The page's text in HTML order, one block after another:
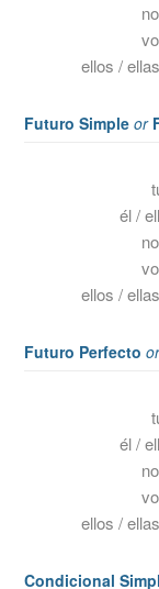
ellos /
Futuro Simple or
él /
ellos /
Futuro Perfecto or
él /
ellos /
Condicional